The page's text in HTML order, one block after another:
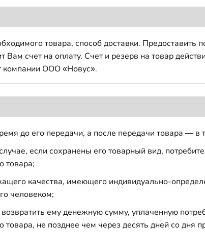
товара, способ доставки.
счет на оплату. Счет и резерв на товар
компании ООО «Новус».
до его передачи, а после передачи товара — в
если сохранены его товарный вид,
товара;
качества, имеющего индивидуально-
человеком;
ему денежную сумму, уплаченную
товара, не позднее чем через десять дней со дня